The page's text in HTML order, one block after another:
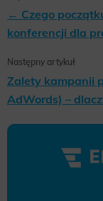
← Czego
konferencji dla
Następny artykuł
Zalety kampanii
AdWords) –